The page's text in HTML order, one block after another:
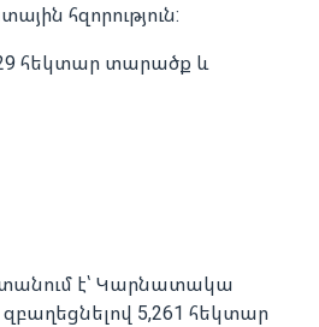
հզորություն:
հեկտար տարածք և
է՝ Կարնատակա
զբաղեցնելով 5,261 հեկտար